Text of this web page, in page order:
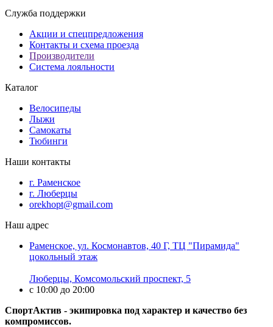
Служба поддержки
Акции и спецпредложения
Контакты и схема проезда
Производители
Система лояльности
Каталог
Велосипеды
Лыжи
Самокаты
Тюбинги
Наши контакты
г. Раменское
г. Люберцы
orekhopt@gmail.com
Наш адрес
Раменское, ул. Космонавтов, 40 Г, ТЦ "Пирамида"
цокольный этаж
Люберцы, Комсомольский проспект, 5
с 10:00 до 20:00
СпортАктив - экипировка под характер и качество без
компромиссов.